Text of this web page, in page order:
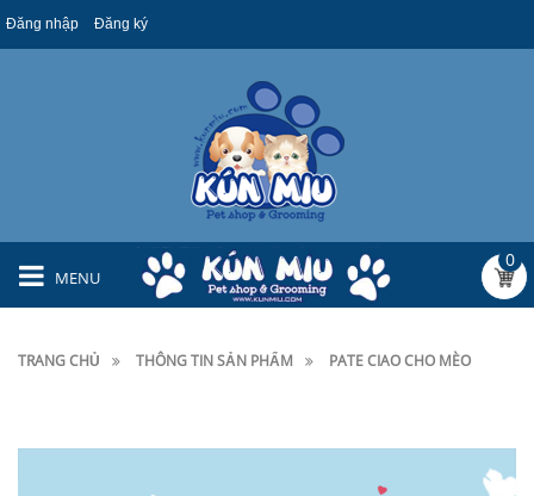
Đăng nhập Đăng ký
MENU
0
TRANG CHỦ THÔNG TIN SẢN PHẨM PATE CIAO CHO MÈO